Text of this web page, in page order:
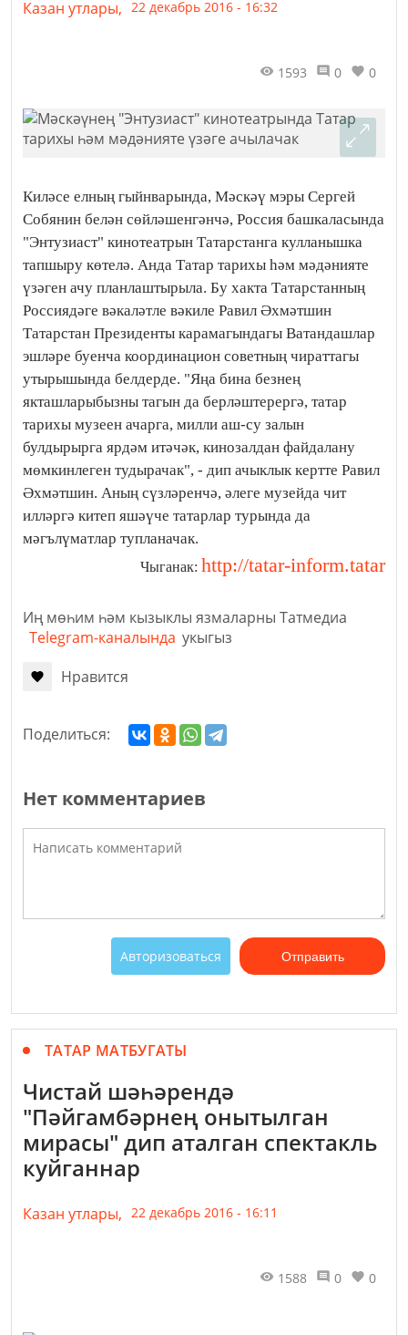
Казан утлары, 22 декабрь 2016 - 16:32
1593 0 0
Киләсе елның гыйнварында, Мәскәү мэры Сергей
Собянин белән сөйләшенгәнчә, Россия башкаласында
"Энтузиаст" кинотеатрын Татарстанга кулланышка
тапшыру көтелә. Анда Татар тарихы һәм мәдәнияте
үзәген ачу планлаштырыла. Бу хакта Татарстанның
Россиядәге вәкаләтле вәкиле Равил Әхмәтшин
Татарстан Президенты карамагындагы Ватандашлар
эшләре буенча координацион советның чираттагы
утырышында белдерде. "Яңа бина безнең
якташларыбызны тагын да берләштерергә, татар
тарихы музеен ачарга, милли аш-су залын
булдырырга ярдәм итәчәк, кинозалдан файдалану
мөмкинлеген тудырачак", - дип ачыклык кертте Равил
Әхмәтшин. Аның сүзләренчә, әлеге музейда чит
илләргә китеп яшәүче татарлар турында да
мәгълүматлар тупланачак.
Чыганак: http://tatar-inform.tatar
Иң мөһим һәм кызыклы язмаларны Татмедиа
Telegram-каналында укыгыз
Нравится
Поделиться:
Нет комментариев
Авторизоваться Отправить
ТАТАР МАТБУГАТЫ
Чистай шәһәрендә
"Пәйгамбәрнең онытылган
мирасы" дип аталган спектакль
куйганнар
Казан утлары, 22 декабрь 2016 - 16:11
1588 0 0